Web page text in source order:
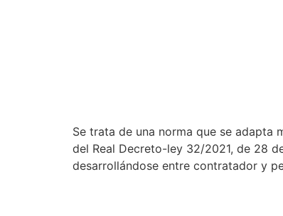
Se trata de una norma que se adapta
del Real Decreto-ley 32/2021, de 28
desarrollándose entre contratador y